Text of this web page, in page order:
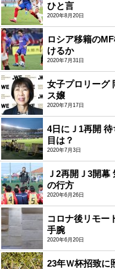
ひと言
2020年8月20日
ロシア移籍の
けるか
2020年7月31日
女子プロリーグ
ス嬢
2020年7月17日
4日にＪ1再開
目は？
2020年7月3日
Ｊ2再開Ｊ3開
の行方
2020年6月26日
コロナ後リモー
手腕
2020年6月20日
23年Ｗ杯招致に